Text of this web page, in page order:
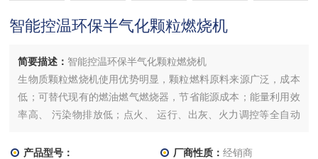
智能控温环保半气化颗粒燃烧机
简要描述： 智能控温环保半气化颗粒燃烧机
生物质颗粒燃烧机使用优势明显，颗粒燃料原料来源广泛，成本
低；可替代现有的燃油燃气燃烧器，节省能源成本；能量利用效
率高、 污染物排放低；点火、 运行、出灰、火力调控等全自动
机器不再使用时进入关机阶段，关机阶段鼓风机延时关机，将火
产品型号： 厂商性质： 经销商